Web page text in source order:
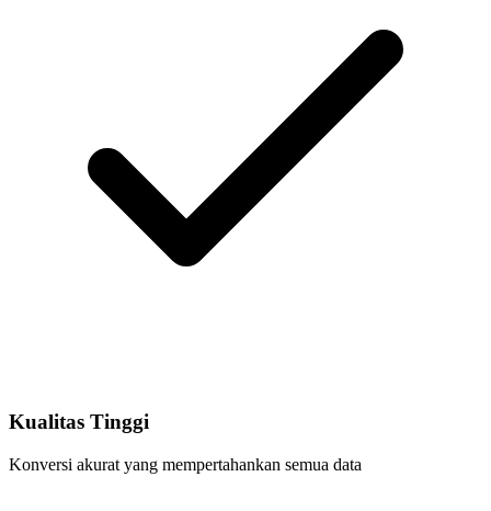
Kualitas Tinggi
Konversi akurat yang mempertahankan semua data